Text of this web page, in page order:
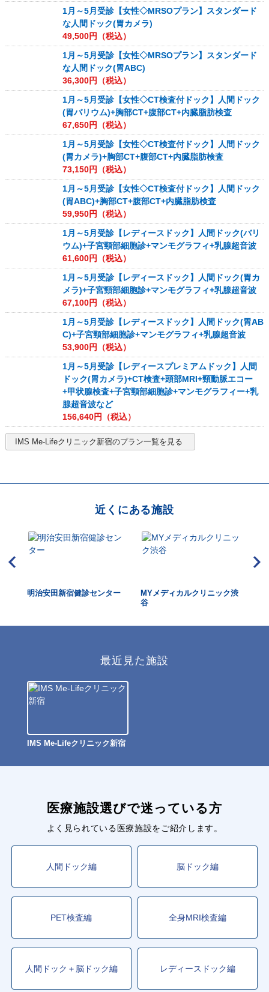
1月～5月受診【女性◇MRSOプラン】スタンダード
な人間ドック(胃カメラ)
49,500円（税込）
1月～5月受診【女性◇MRSOプラン】スタンダード
な人間ドック(胃ABC)
36,300円（税込）
1月～5月受診【女性◇CT検査付ドック】人間ドック
(胃バリウム)+胸部CT+腹部CT+内臓脂肪検査
67,650円（税込）
1月～5月受診【女性◇CT検査付ドック】人間ドック
(胃カメラ)+胸部CT+腹部CT+内臓脂肪検査
73,150円（税込）
1月～5月受診【女性◇CT検査付ドック】人間ドック
(胃ABC)+胸部CT+腹部CT+内臓脂肪検査
59,950円（税込）
1月～5月受診【レディースドック】人間ドック(バリ
ウム)+子宮頸部細胞診+マンモグラフィ+乳腺超音波
61,600円（税込）
1月～5月受診【レディースドック】人間ドック(胃カ
メラ)+子宮頸部細胞診+マンモグラフィ+乳腺超音波
67,100円（税込）
1月～5月受診【レディースドック】人間ドック(胃AB
C)+子宮頸部細胞診+マンモグラフィ+乳腺超音波
53,900円（税込）
1月～5月受診【レディースプレミアムドック】人間
ドック(胃カメラ)+CT検査+頭部MRI+頸動脈エコー
+甲状腺検査+子宮頸部細胞診+マンモグラフィー+乳
腺超音波など
156,640円（税込）
IMS Me-Lifeクリニック新宿のプラン一覧を見る
近くにある施設
明治安田新宿健診センター
MYメディカルクリニック渋
谷
最近見た施設
IMS Me-Lifeクリニック新宿
医療施設選びで迷っている方
よく見られている医療施設をご紹介します。
人間ドック編 脳ドック編
PET検査編 全身MRI検査編
人間ドック＋脳ドック編 レディースドック編